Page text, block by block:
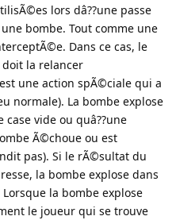
lors dâ??une passe
bombe. Tout comme une
Dans ce cas, le
la relancer
une action spÃ©ciale qui a
normale). La bombe explose
vide ou quâ??une
Ã©choue ou est
pas). Si le rÃ©sultat du
la bombe explose dans
Lorsque la bombe explose
le joueur qui se trouve